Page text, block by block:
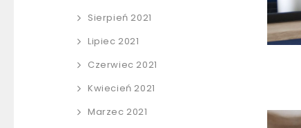
Sierpień 2021
Lipiec 2021
Czerwiec 2021
Kwiecień 2021
Marzec 2021